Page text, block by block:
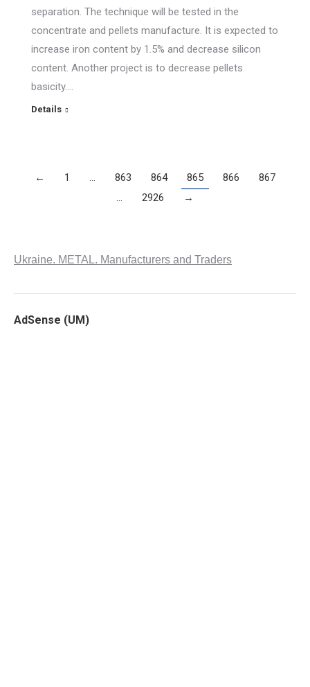
separation. The technique will be tested in the
concentrate and pellets manufacture. It is expected to
increase iron content by 1.5% and decrease silicon
content. Another project is to decrease pellets
basicity.…
Details
← 1 … 863 864 865 866
867
…
2926 →
Ukraine. METAL. Manufacturers and Traders
AdSense (UM)